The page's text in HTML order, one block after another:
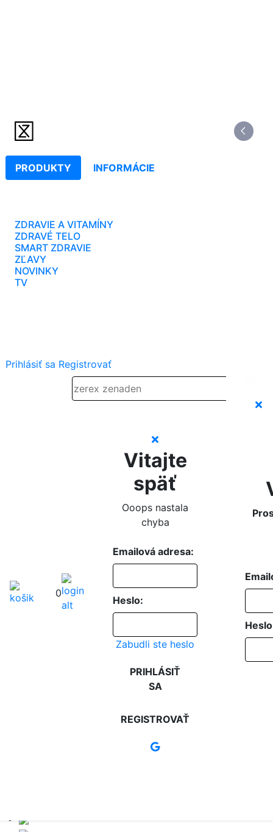
PRODUKTY INFORMÁCIE
ZDRAVIE A VITAMÍNY
ZDRAVÉ TELO
SMART ZDRAVIE
ZĽAVY
NOVINKY
TV
Prihlásiť sa Registrovať
0
Vitajte
späť
Ooops nastala
chyba
Emailová adresa:
Heslo:
Zabudli ste heslo
PRIHLÁSIŤ
SA
REGISTROVAŤ